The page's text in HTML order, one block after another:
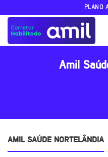
content
PLANO
Amil
AMIL SAÚDE NORTELÂNDIA